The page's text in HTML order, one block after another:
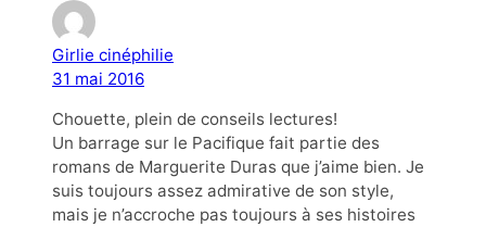
Girlie cinéphilie
31 mai 2016
Chouette, plein de conseils lectures!
Un barrage sur le Pacifique fait partie des
romans de Marguerite Duras que j’aime bien. Je
suis toujours assez admirative de son style,
mais je n’accroche pas toujours à ses histoires